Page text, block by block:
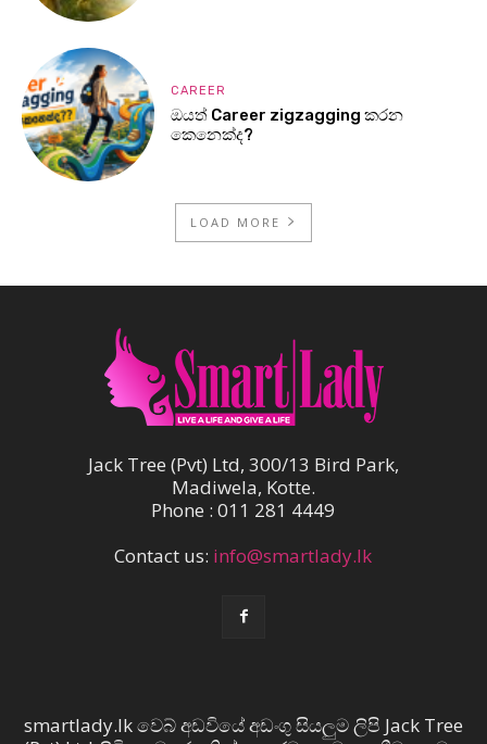
CAREER
ඔයත් Career zigzagging කරන
කෙනෙක්ද?
LOAD MORE
Jack Tree (Pvt) Ltd, 300/13 Bird Park,
Madiwela, Kotte.
Phone : 011 281 4449
Contact us: info@smartlady.lk
smartlady.lk වෙබ් අඩවියේ අඩංගු සියලුම ලිපි Jack Tree